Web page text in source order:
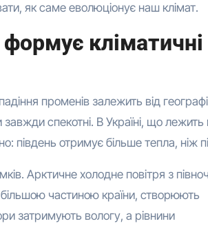
як саме еволюціонує наш клімат.
кліматичні
променів залежить від
спекотні. В Україні, що лежить
південь отримує більше тепла, ніж
Арктичне холодне повітря з
більшою частиною країни, створюють
затримують вологу, а рівнини